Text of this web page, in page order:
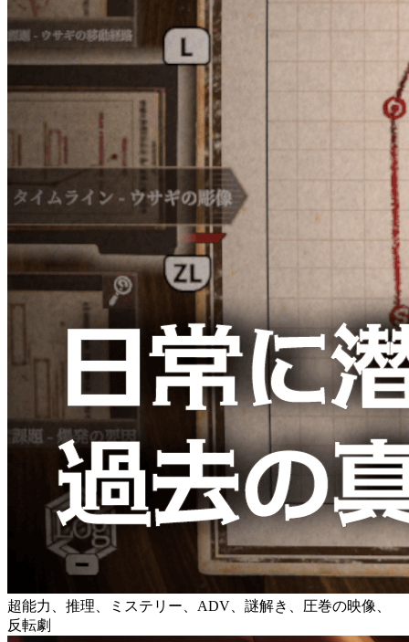
超能力、推理、ミステリー、ADV、謎解き、圧巻の映像、
反転劇